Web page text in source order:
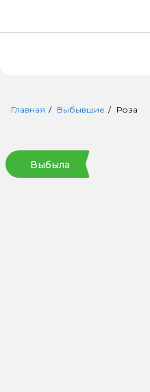
Главная Выбывшие Роза
Выбыла